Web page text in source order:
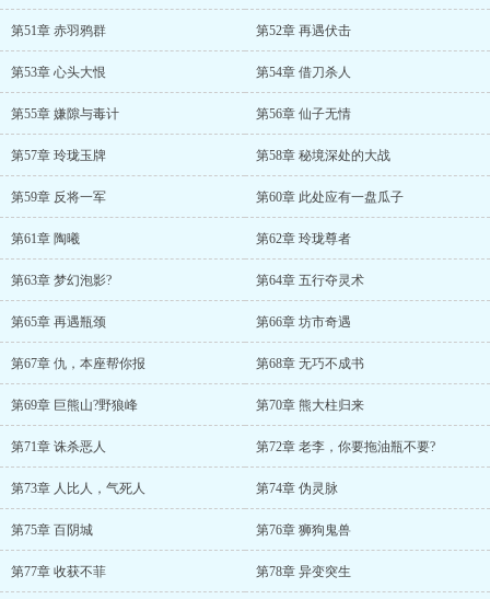
第51章 赤羽鸦群 第52章 再遇伏击
第53章 心头大恨 第54章 借刀杀人
第55章 嫌隙与毒计 第56章 仙子无情
第57章 玲珑玉牌 第58章 秘境深处的大战
第59章 反将一军 第60章 此处应有一盘瓜子
第61章 陶曦 第62章 玲珑尊者
第63章 梦幻泡影? 第64章 五行夺灵术
第65章 再遇瓶颈 第66章 坊市奇遇
第67章 仇，本座帮你报 第68章 无巧不成书
第69章 巨熊山?野狼峰 第70章 熊大柱归来
第71章 诛杀恶人 第72章 老李，你要拖油瓶不要?
第73章 人比人，气死人 第74章 伪灵脉
第75章 百阴城 第76章 狮狗鬼兽
第77章 收获不菲 第78章 异变突生